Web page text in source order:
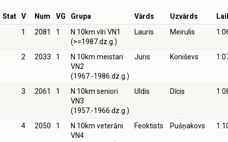
Stat V Num VG Grupa Vārds Uzvārds
1
2081 1
N 10km vīri VN1
(>=1987.dz.g.)
Lauris Meirulis
2 2033 1
N 10km meistari
VN2
(1967.-1986.dz.g.)
Juris Koniševs
3 2061 1
N 10km seniori
VN3
(1957.-1966.dz.g.)
Uldis Dīcis
4 2050 1
N 10km veterāni
VN4
Feoktists Pušņakovs